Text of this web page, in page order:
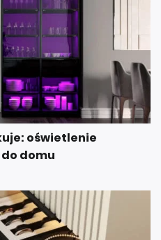
oświetlenie
domu